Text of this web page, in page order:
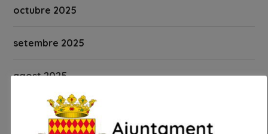
octubre 2025
setembre 2025
agost 2025
juliol 2025